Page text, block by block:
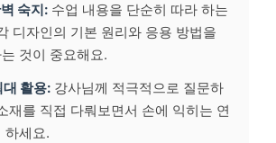
숙지: 수업 내용을 단순히 따라 하는
디자인의 기본 원리와 응용 방법을
것이 중요해요.
대 활용: 강사님께 적극적으로 질문하
재를 직접 다뤄보면서 손에 익히는 연
하세요.